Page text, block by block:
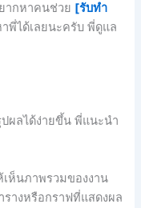
ากหาคนช่วย [รับทำ
พี่ได้เลยนะครับ พี่ดูแล
ผลได้ง่ายขึ้น พี่แนะนำ
เห็นภาพรวมของงาน
รางหรือกราฟที่แสดงผล